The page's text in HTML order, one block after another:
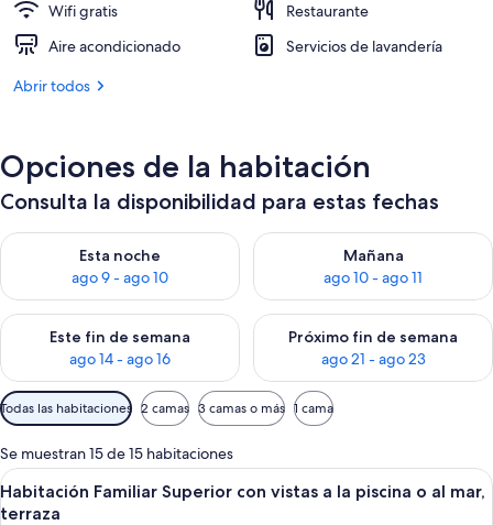
Wifi gratis
Restaurante
Aire acondicionado
Servicios de lavandería
Abrir todos
Opciones de la habitación
Consulta la disponibilidad para estas fechas
Esta noche
ago 9 - ago 10
Consulta la disponibilidad para esta noche, ago 9 - ago 10
Mañana
ago 10 - ago 11
Consulta la disponibilidad
Este fin de semana
ago 14 - ago 16
Consulta la disponibilidad para este fin de semana, ago 14 -
Próximo fin de semana
ago 21 - ago 23
Consulta la disponibilidad
Filtros
disponibles
para
las
habitaciones
Todas las habitaciones 2 camas 3 camas o más 1 cama
Se muestran 15 de 15 habitaciones
Abrir
todas
Zona de piscina de hotel con sillones
16
Habitación Familiar Superior con vistas a la piscina o al mar,
terraza